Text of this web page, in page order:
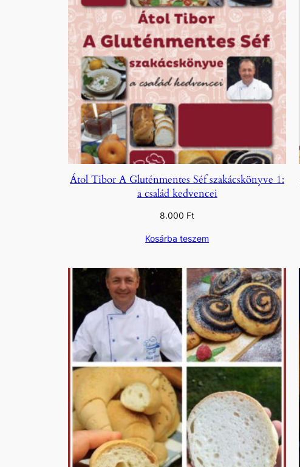
Átol Tibor A Gluténmentes Séf szakácskönyve 1:
a család kedvencei
8.000 Ft
Kosárba teszem